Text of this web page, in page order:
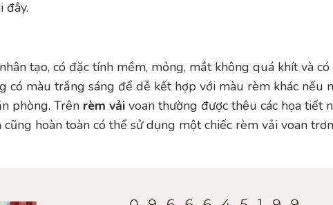
đây.
tạo, có đặc tính mềm, mỏng, mắt không quá khít và
có màu trắng sáng để dễ kết hợp với màu rèm khác nếu
phòng. Trên rèm vải voan thường được thêu các họa tiết
hoàn toàn có thể sử dụng một chiếc rèm vải voan